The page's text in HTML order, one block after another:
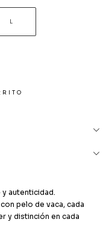
L
autenticidad.
pelo de vaca, cada
y distinción en cada